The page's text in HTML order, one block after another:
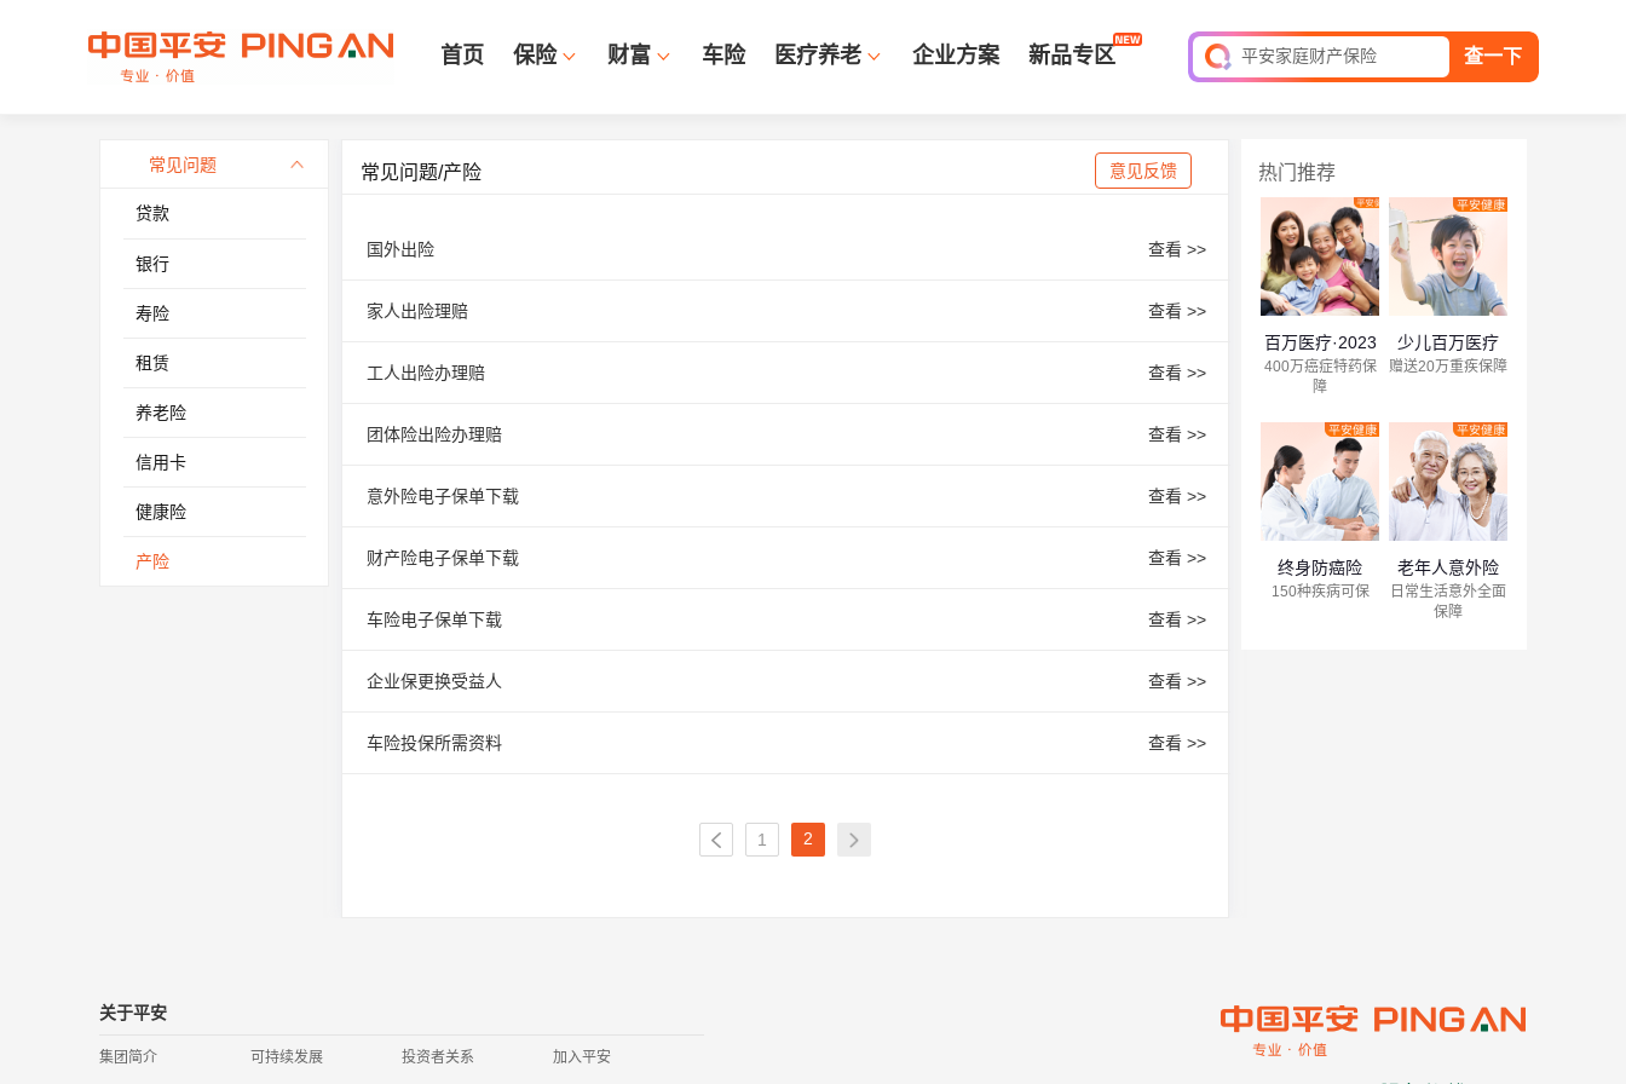
首页 保险 财富 车险 医疗养老 企业方案 新品专区
平安家庭财产保险
查一下
常见问题
贷款
银行
寿险
租赁
养老险
信用卡
健康险
产险
常见问题/产险 意见反馈
国外出险 查看 >>
家人出险理赔 查看 >>
工人出险办理赔 查看 >>
团体险出险办理赔 查看 >>
意外险电子保单下载 查看 >>
财产险电子保单下载 查看 >>
车险电子保单下载 查看 >>
企业保更换受益人 查看 >>
车险投保所需资料 查看 >>
1 2
热门推荐
百万医疗·2023
400万癌症特药保
障
少儿百万医疗
赠送20万重疾保障
终身防癌险
150种疾病可保
老年人意外险
日常生活意外全面
保障
关于平安
集团简介 可持续发展 投资者关系 加入平安